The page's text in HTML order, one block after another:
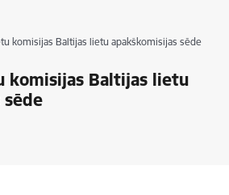
komisijas Baltijas lietu apakškomisijas sēde
komisijas Baltijas lietu